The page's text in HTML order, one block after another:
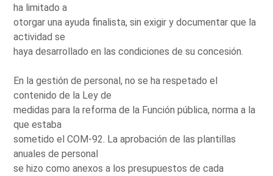
ha limitado a
otorgar una ayuda finalista, sin exigir y documentar que la
actividad se
haya desarrollado en las condiciones de su concesión.
En la gestión de personal, no se ha respetado el
contenido de la Ley de
medidas para la reforma de la Función pública, norma a la
que estaba
sometido el COM-92. La aprobación de las plantillas
anuales de personal
se hizo como anexos a los presupuestos de cada